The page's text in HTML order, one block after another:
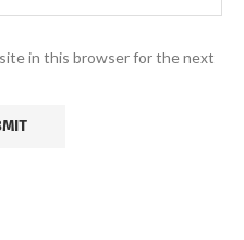
in this browser for the next